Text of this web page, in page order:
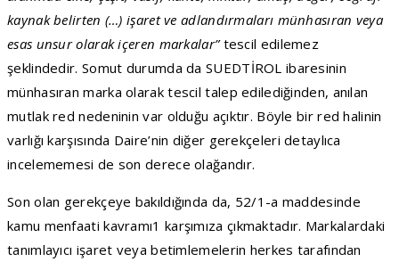
kaynak belirten (…) işaret ve adlandırmaları münhasıran veya
esas unsur olarak içeren markalar”tescil edilemez
şeklindedir. Somut durumda da SUEDTİROL ibaresinin
münhasıran marka olarak tescil talep edilediğinden, anılan
mutlak red nedeninin var olduğu açıktır. Böyle bir red halinin
varlığı karşısında Daire’nin diğer gerekçeleri detaylıca
incelememesi de son derece olağandır.
Son olan gerekçeye bakıldığında da, 52/1-a maddesinde
kamu menfaati kavramı1 karşımıza çıkmaktadır. Markalardaki
tanımlayıcı işaret veya betimlemelerin herkes tarafından